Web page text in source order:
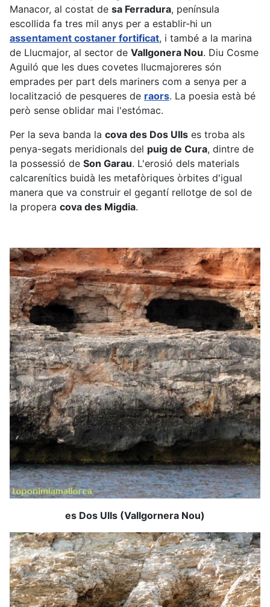
Manacor, al costat de sa Ferradura, península
escollida fa tres mil anys per a establir-hi un
assentament costaner fortificat, i també a la marina
de Llucmajor, al sector de Vallgonera Nou. Diu Cosme
Aguiló que les dues covetes llucmajoreres són
emprades per part dels mariners com a senya per a
localització de pesqueres de raors. La poesia està bé
però sense oblidar mai l'estómac.
Per la seva banda la cova des Dos Ulls es troba als
penya-segats meridionals del puig de Cura, dintre de
la possessió de Son Garau. L'erosió dels materials
calcarenítics buidà les metafòriques òrbites d'igual
manera que va construir el gegantí rellotge de sol de
la propera cova des Migdia.
es Dos Ulls (Vallgornera Nou)